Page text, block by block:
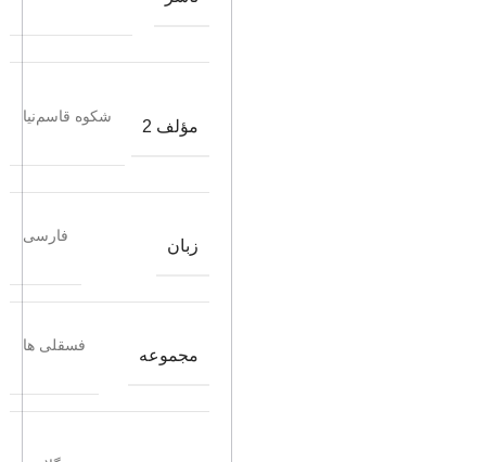
مؤلف 2
شکوه قاسم‌نیا
زبان
فارسی
مجموعه
فسقلی ها